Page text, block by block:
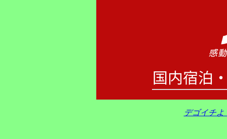
デゴイチよ